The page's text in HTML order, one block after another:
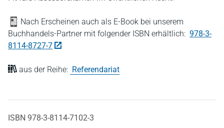
Nach Erscheinen auch als E-Book bei unserem
Buchhandels-Partner mit folgender ISBN erhältlich: 978-3-
8114-8727-7
aus der Reihe: Referendariat
ISBN 978-3-8114-7102-3